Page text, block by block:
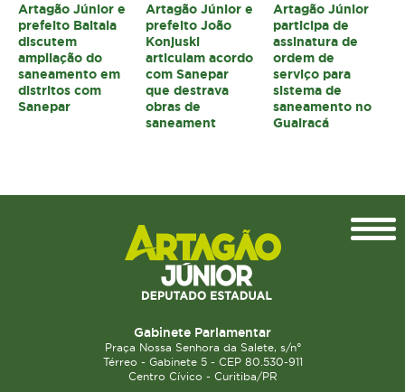
Artagão Júnior e
prefeito Baitala
discutem
ampliação do
saneamento em
distritos com
Sanepar
Artagão Júnior e
prefeito João
Konjuski
articulam acordo
com Sanepar
que destrava
obras de
saneament
Artagão Júnior
participa de
assinatura de
ordem de
serviço para
sistema de
saneamento no
Guairacá
Gabinete Parlamentar
Praça Nossa Senhora da Salete, s/n°
Térreo - Gabinete 5 - CEP 80.530-911
Centro Cívico - Curitiba/PR